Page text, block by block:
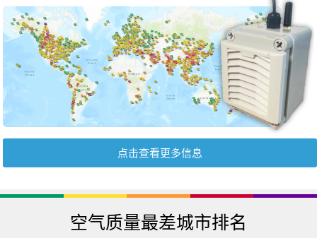
点击查看更多信息
空气质量最差城市排名